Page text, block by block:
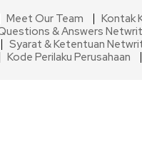
Meet Our Team
Kontak
& Answers
Syarat & Ketentuan
Kode Perilaku Perusahaan